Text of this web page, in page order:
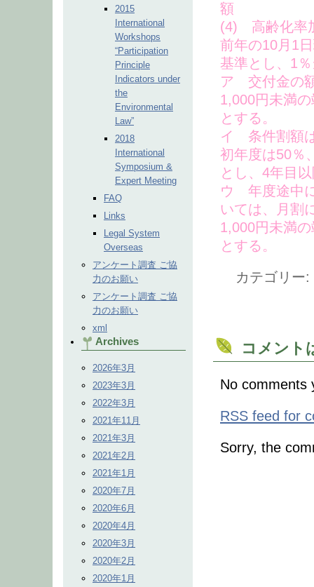
2015
International
Workshops
“Participation
Principle
Indicators under
the
Environmental
Law”
2018
International
Symposium &
Expert Meeting
FAQ
Links
Legal System
Overseas
アンケート調査 ご協
力のお願い
アンケート調査 ご協
力のお願い
xml
Archives
2026年3月
2023年3月
2022年3月
2021年11月
2021年3月
2021年2月
2021年1月
2020年7月
2020年6月
2020年4月
2020年3月
2020年2月
2020年1月
額
(4) 高齢化率
前年の10月1
基準とし、1
ア 交付金の
1,000円未満
とする。
イ 条件割額
初年度は50％
とし、4年目
ウ 年度途中
いては、月割
1,000円未満
とする。
カテゴリー:
コメント
No comments
RSS feed for
Sorry, the